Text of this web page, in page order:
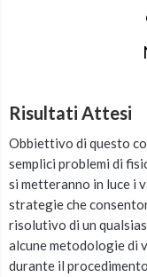
Risultati Attesi
Obbiettivo di questo
semplici problemi di
si metteranno in luce i
strategie che
risolutivo di un
alcune metodologie di
durante il